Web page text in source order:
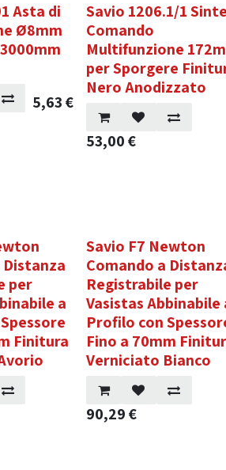
Asta di
Ø8mm
5,63€
Savio 1206.1/1
Comando
Multifunzione
per Sporgere
Nero Anodizzato
53,00€
Distanza
per
a
Finitura
Savio F7 Newton
Comando a
Registrabile per
Vasistas Abbinabile
Profilo con
Fino a 70mm
Verniciato Bianco
90,29€